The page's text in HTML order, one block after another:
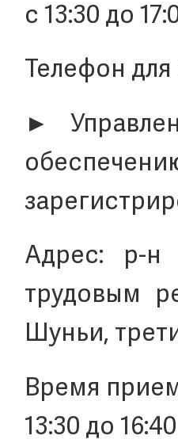
с 13:30 до
Телефон для
►
Адрес: р-н
трудовым
Шуньи,
Время
13:30 до 16:40